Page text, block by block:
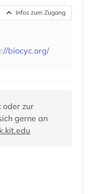
Infos zum Zugang
biocyc.org/
oder zur
gerne an